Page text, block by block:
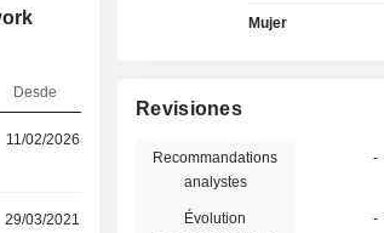
Desde
11/02/2026
29/03/2021
Mujer
Revisiones
Recommandations
analystes
-
Évolution
-